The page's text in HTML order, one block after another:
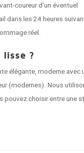
coureur d'un éventuel
dans les 24 heures
réel.
?
élégante, moderne avec
(modernes). Nous
pouvez choisir entre une